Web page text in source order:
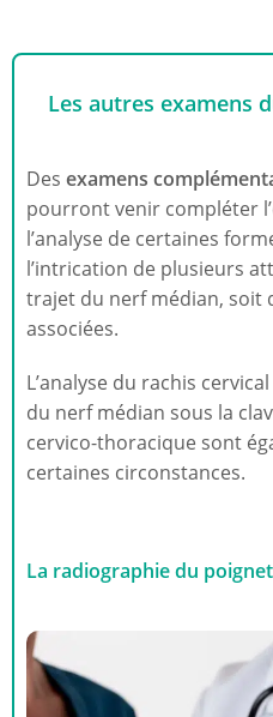
Les autres examens
Des examens
pourront venir compléter
l’analyse de certaines
l’intrication de plusieurs
trajet du nerf médian, soit
associées.
L’analyse du rachis
du nerf médian sous la
cervico-thoracique sont
certaines circonstances.
La radiographie du poignet